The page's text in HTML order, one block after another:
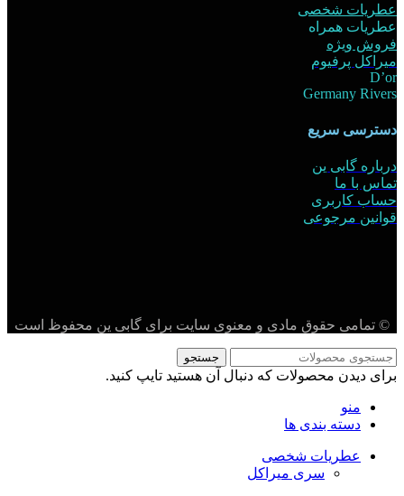
عطریات شخصی
عطریات همراه
فروش ویژه
میراکل پرفیوم
D’or
Germany Rivers
دسترسی سریع
درباره گابی ین
تماس با ما
حساب کاربری
قوانین مرجوعی
© تمامی حقوق مادی و معنوی سایت برای گابی ین محفوظ است
جستجو
برای دیدن محصولات که دنبال آن هستید تایپ کنید.
منو
دسته بندی ها
عطریات شخصی
سری میراکل